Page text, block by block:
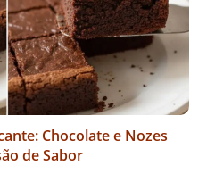
Chocolate e Nozes
de Sabor